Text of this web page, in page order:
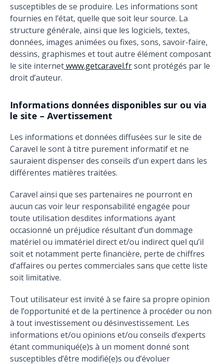
susceptibles de se produire. Les informations sont
fournies en l’état, quelle que soit leur source. La
structure générale, ainsi que les logiciels, textes,
données, images animées ou fixes, sons, savoir-faire,
dessins, graphismes et tout autre élément composant
le site internetwww.getcaravel.frsont protégés par le
droit d’auteur.
Informations données disponibles sur ou via
le site – Avertissement
Les informations et données diffusées sur le site de
Caravel le sont à titre purement informatif et ne
sauraient dispenser des conseils d’un expert dans les
différentes matières traitées.
Caravel ainsi que ses partenaires ne pourront en
aucun cas voir leur responsabilité engagée pour
toute utilisation desdites informations ayant
occasionné un préjudice résultant d’un dommage
matériel ou immatériel direct et/ou indirect quel qu’il
soit et notamment perte financière, perte de chiffres
d’affaires ou pertes commerciales sans que cette liste
soit limitative.
Tout utilisateur est invité à se faire sa propre opinion
de l’opportunité et de la pertinence à procéder ou non
à tout investissement ou désinvestissement. Les
informations et/ou opinions et/ou conseils d’experts
étant communiqué(e)s à un moment donné sont
susceptibles d’être modifié(e)s ou d’évoluer